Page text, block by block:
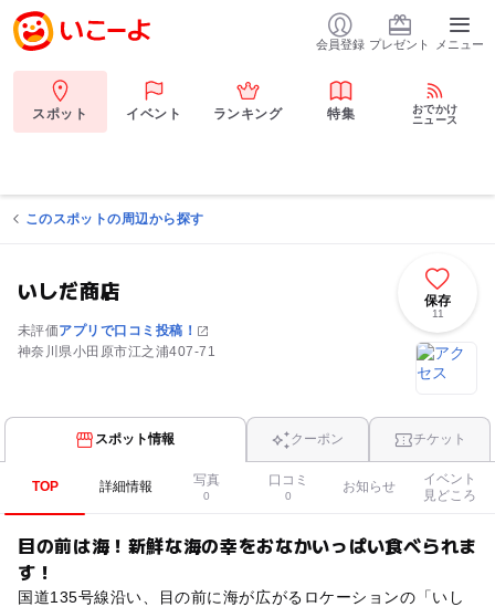
会員登録 プレゼント メニュー
スポット イベント ランキング 特集
おでかけ
ニュース
このスポットの周辺から探す
いしだ商店
未評価アプリで口コミ投稿！
神奈川県小田原市江之浦407-71
保存
11
スポット情報 クーポン チケット
TOP 詳細情報 写真
0
口コミ
0
お知らせ
イベント
見どころ
目の前は海！新鮮な海の幸をおなかいっぱい食べられま
す！
国道135号線沿い、目の前に海が広がるロケーションの「いし